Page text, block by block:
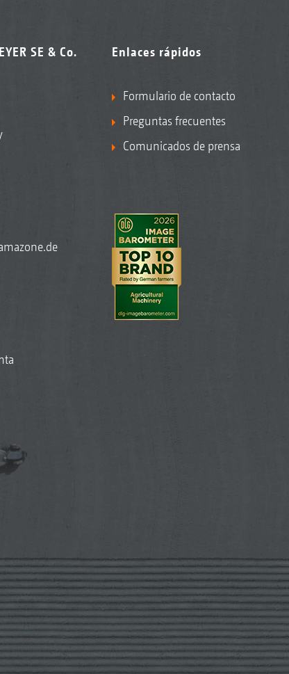
SE & Co.
Enlaces rápidos
Formulario de contacto
Preguntas frecuentes
Comunicados de prensa